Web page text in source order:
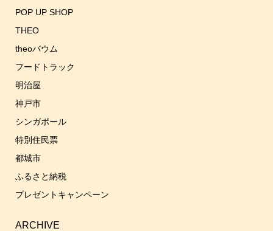
POP UP SHOP
THEO
theoバウム
フードトラック
明治屋
神戸市
シンガポール
特別住民票
都城市
ふるさと納税
プレゼントキャンペーン
ARCHIVE